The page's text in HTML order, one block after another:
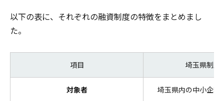
以下の表に、それぞれの融資制度の特徴をまとめまし
た。
項目 埼玉県制度
対象者 埼玉県内の中小企業